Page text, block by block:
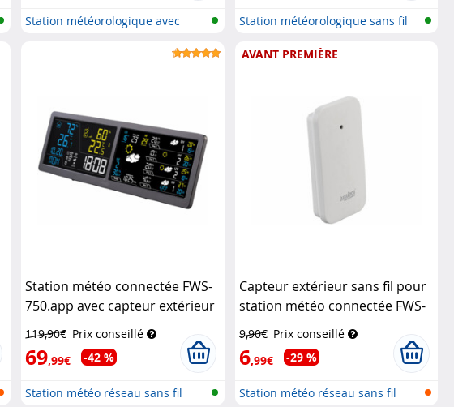
Station météorologique avec
Station météorologique sans fil
Station météo connectée FWS-
750.app avec capteur extérieur
119,90€ Prix conseillé
69,99€ -42 %
Station météo réseau sans fil
AVANT PREMIÈRE
Capteur extérieur sans fil pour
station météo connectée FWS-
Luminea Home Control
9,90€ Prix conseillé
6,99€ -29 %
Station météo réseau sans fil